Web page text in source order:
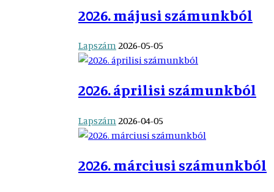
2026. májusi számunkból
Lapszám2026-05-05
2026. áprilisi számunkból
Lapszám2026-04-05
2026. márciusi számunkból